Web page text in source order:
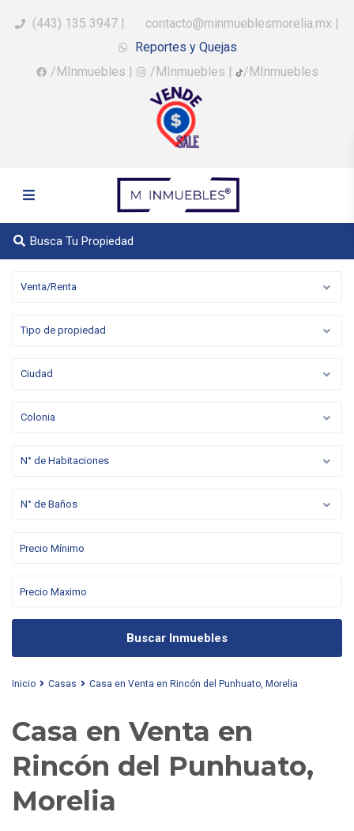
(443) 135 3947 | contacto@minmueblesmorelia.mx |
Reportes y Quejas
/MInmuebles | /MInmuebles | /MInmuebles
Busca Tu Propiedad
Venta/Renta
Tipo de propiedad
Ciudad
Colonia
N° de Habitaciones
N° de Baños
Buscar Inmuebles
Inicio Casas Casa en Venta en Rincón del Punhuato, Morelia
Casa en Venta en
Rincón del Punhuato,
Morelia